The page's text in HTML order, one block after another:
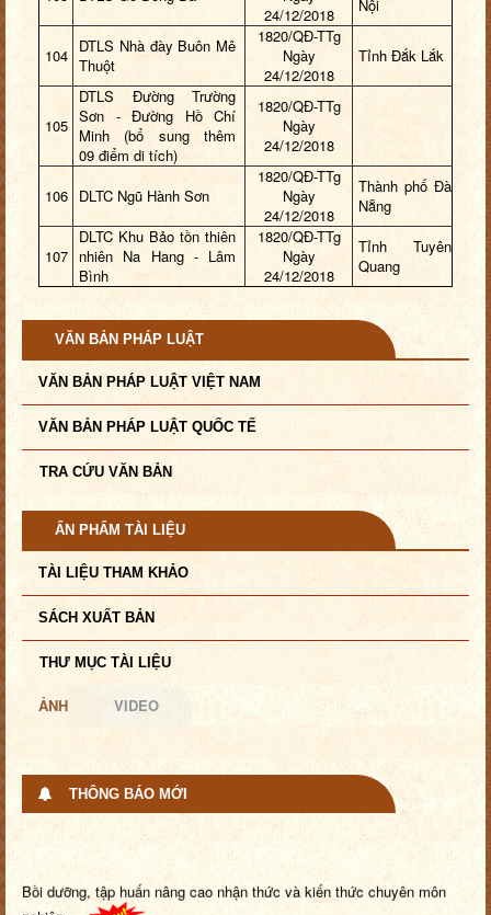
24/12/2018
Nội
104
DTLS Nhà đày Buôn Mê
Thuột
1820/QĐ-TTg
Ngày
24/12/2018
Tỉnh Đắk Lắk
105
DTLS Đường Trường
Sơn - Đường Hồ Chí
Minh (bổ sung thêm
09 điểm di tích)
1820/QĐ-TTg
Ngày
24/12/2018
106 DLTC Ngũ Hành Sơn
1820/QĐ-TTg
Ngày
24/12/2018
Thành phố Đà
Nẵng
107
DLTC Khu Bảo tồn thiên
nhiên Na Hang - Lâm
Bình
1820/QĐ-TTg
Ngày
24/12/2018
Tỉnh Tuyên
Quang
VĂN BẢN PHÁP LUẬT
VĂN BẢN PHÁP LUẬT VIỆT NAM
VĂN BẢN PHÁP LUẬT QUỐC TẾ
TRA CỨU VĂN BẢN
ẤN PHẨM TÀI LIỆU
TÀI LIỆU THAM KHẢO
SÁCH XUẤT BẢN
THƯ MỤC TÀI LIỆU
ẢNH VIDEO
THÔNG BÁO MỚI
nghiệp ...